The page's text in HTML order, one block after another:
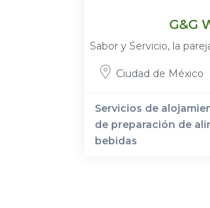
G&G
Sabor y Servicio, la
Ciudad de México
Servicios de
de preparación de
bebidas